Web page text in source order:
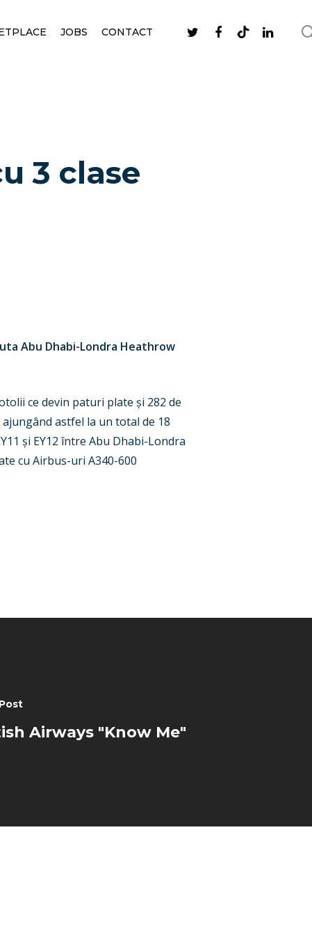
JOBS CONTACT
3 clase
Abu Dhabi-Londra Heathrow
ce devin paturi plate și 282 de
astfel la un total de 18
și EY12 între Abu Dhabi-Londra
cu Airbus-uri A340-600
Airways "Know Me"